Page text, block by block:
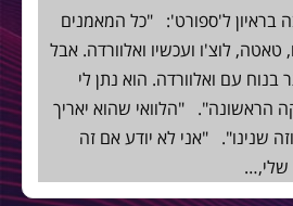
בראיון ל'ספורט': "כל המאמנים
טאטה, לוצ'ו ועכשיו ואלוורדה. אבל
בנוח עם ואלוורדה. הוא נתן לי
הראשונה". "הלוואי שהוא יאריך
שנינו". "אני לא יודע אם זה
שלי,…